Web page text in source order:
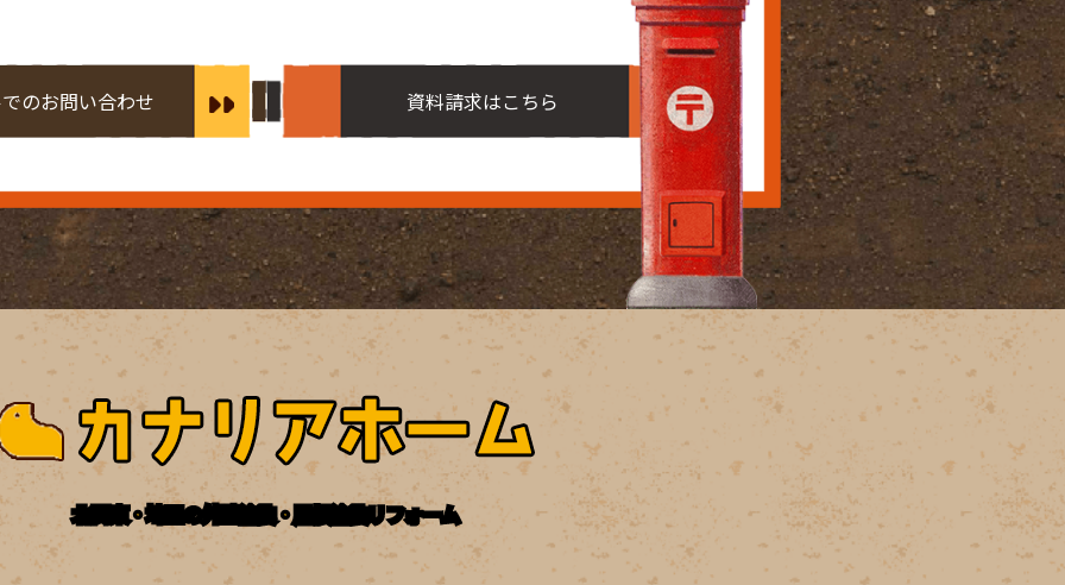
のお問い合わせ 資料請求はこちら
北関東・埼玉の外壁塗装・屋根塗装リフォーム